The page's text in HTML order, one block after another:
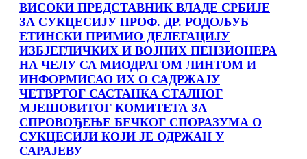
ВИСОКИ ПРЕДСТАВНИК ВЛАДЕ СРБИЈЕ
ЗА СУКЦЕСИЈУ ПРОФ. ДР. РОДОЉУБ
ЕТИНСКИ ПРИМИО ДЕЛЕГАЦИЈУ
ИЗБЈЕГЛИЧКИХ И ВОЈНИХ ПЕНЗИОНЕРА
НА ЧЕЛУ СА МИОДРАГОМ ЛИНТОМ И
ИНФОРМИСАО ИХ О САДРЖАЈУ
ЧЕТВРТОГ САСТАНКА СТАЛНОГ
МЈЕШОВИТОГ КОМИТЕТА ЗА
СПРОВОЂЕЊЕ БЕЧКОГ СПОРАЗУМА О
СУКЦЕСИЈИ КОЈИ ЈЕ ОДРЖАН У
САРАЈЕВУ